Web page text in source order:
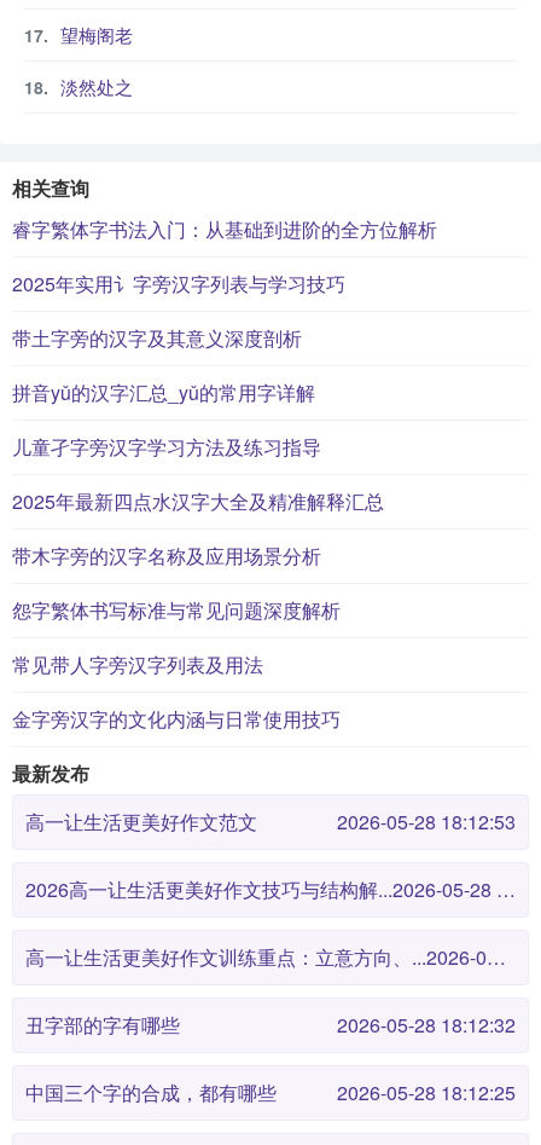
望梅阁老
淡然处之
相关查询
睿字繁体字书法入门：从基础到进阶的全方位解析
2025年实用讠字旁汉字列表与学习技巧
带土字旁的汉字及其意义深度剖析
拼音yǔ的汉字汇总_yǔ的常用字详解
儿童孑字旁汉字学习方法及练习指导
2025年最新四点水汉字大全及精准解释汇总
带木字旁的汉字名称及应用场景分析
怨字繁体书写标准与常见问题深度解析
常见带人字旁汉字列表及用法
金字旁汉字的文化内涵与日常使用技巧
最新发布
高一让生活更美好作文范文
2026-05-28 18:12:53
2026高一让生活更美好作文技巧与结构解... 2026-05-28 18:12:46
高一让生活更美好作文训练重点：立意方向、... 2026-05-28 18:12:38
丑字部的字有哪些 2026-05-28 18:12:32
中国三个字的合成，都有哪些 2026-05-28 18:12:25